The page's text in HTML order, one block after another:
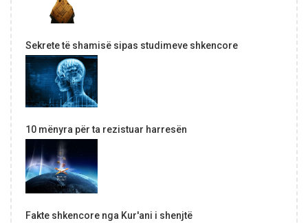
Sekrete të shamisë sipas studimeve shkencore
10 mënyra për ta rezistuar harresën
Fakte shkencore nga Kur'ani i shenjtë